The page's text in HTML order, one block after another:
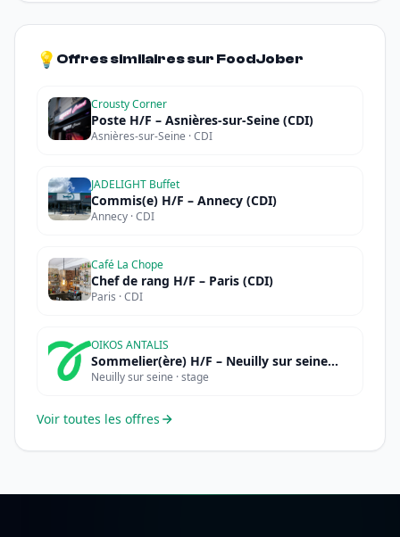
💡 Offres similaires sur FoodJober
Crousty Corner
Poste H/F – Asnières-sur-Seine (CDI)
Asnières-sur-Seine · CDI
JADELIGHT Buffet
Commis(e) H/F – Annecy (CDI)
Annecy · CDI
Café La Chope
Chef de rang H/F – Paris (CDI)
Paris · CDI
OIKOS ANTALIS
Sommelier(ère) H/F – Neuilly sur seine
(STAGE)
Neuilly sur seine · stage
Voir toutes les offres